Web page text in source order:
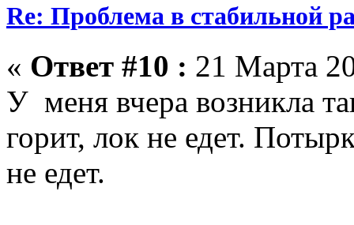
Re: Проблема в стабильной
« Ответ #10 : 21 Марта
У меня вчера возникла
горит, лок не едет.
не едет.